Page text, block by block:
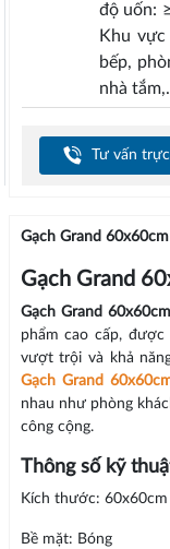
độ uốn:
Khu
bếp,
nhà
Tư vấn
Gạch Grand
Gạch Grand
Gạch Grand
phẩm cao cấp,
vượt trội và khả
Gạch Grand
nhau như phòng
công cộng.
Thông số kỹ
Kích thước: 60x60cm
Bề mặt: Bóng